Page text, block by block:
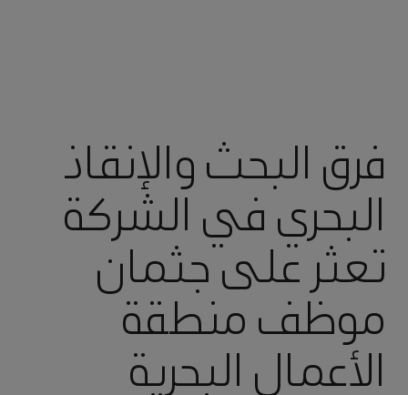
فرق البحث والإنقاذ
البحري في الشركة
تعثر على جثمان
موظف منطقة
الأعمال البحرية